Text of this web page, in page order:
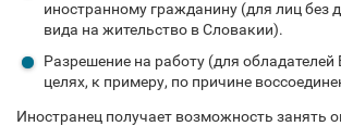
иностранному гражданину (для лиц без
вида на жительство в Словакии).
Разрешение на работу (для
целях, к примеру, по причине
Иностранец получает возможность занять